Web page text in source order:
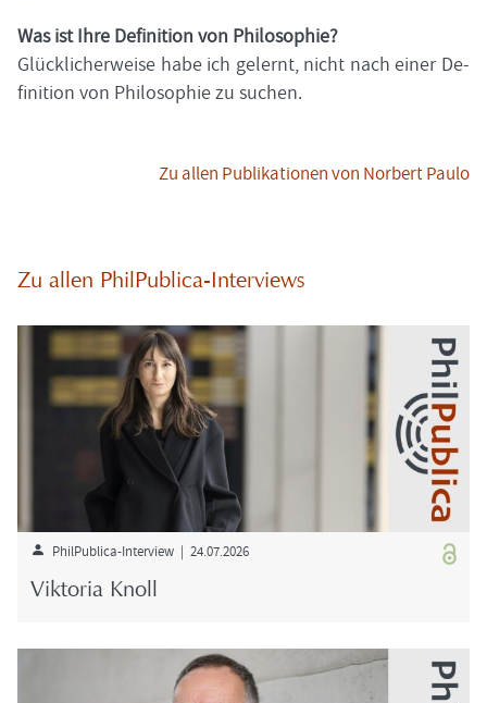
Was ist Ihre De­fi­ni­ti­on von Phi­lo­so­phie?
Glück­li­cher­wei­se habe ich ge­lernt, nicht nach einer De­
fi­ni­ti­on von Phi­lo­so­phie zu su­chen.
Zu allen Pu­bli­ka­tio­nen von Nor­bert Paulo
Zu allen PhilPublica-​Interviews
PhilPublica-​Interview | 24.07.2026
Vik­to­ria Knoll